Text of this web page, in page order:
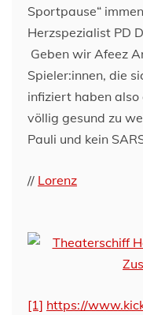
Sportpause“
Herzspezialist PD
Geben wir Afeez
Spieler:innen, die
infiziert haben
völlig gesund zu
Pauli und kein
// Lorenz
[1] https://